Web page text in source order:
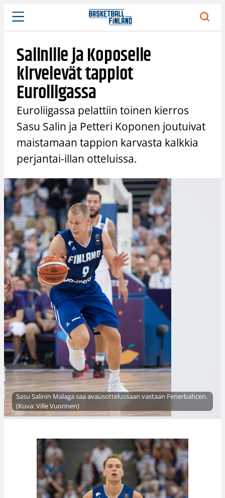
Siirry
sisältöön
Salinille ja Koposelle
kirvelevät tappiot
Euroliigassa
Euroliigassa pelattiin toinen kierros
Sasu Salin ja Petteri Koponen joutuivat
maistamaan tappion karvasta kalkkia
perjantai-illan otteluissa.
Sasu Salinin Malaga saa avausottelussaan vastaan Fenerbahcen.
(Kuva: Ville Vuorinen)